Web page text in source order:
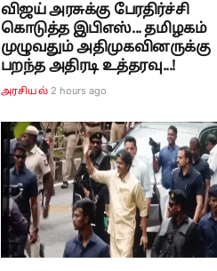
விஜய் அரசுக்கு பேரதிர்ச்சி
கொடுத்த இபிஎஸ்... தமிழகம்
முழுவதும் அதிமுகவினருக்கு
பறந்த அதிரடி உத்தரவு...!
அரசியல் 2 hours ago